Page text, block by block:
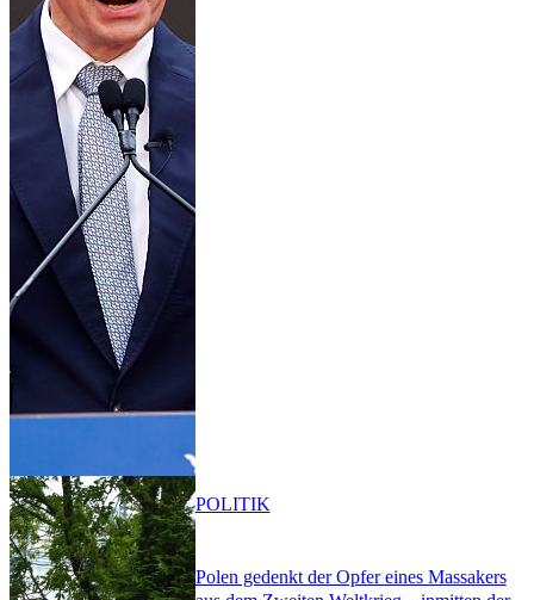
Polen gedenkt der Opfer eines Massakers
POLITIK